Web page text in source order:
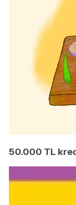
50.000 TL